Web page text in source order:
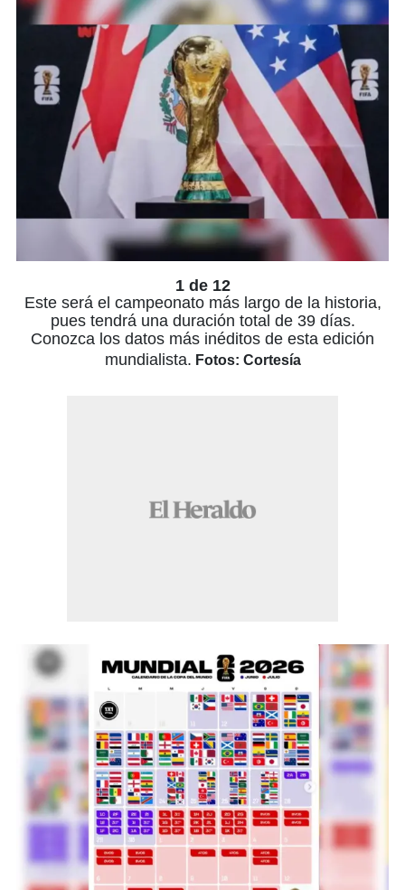
1 de 12
Este será el campeonato más largo de la historia,
pues tendrá una duración total de 39 días.
Conozca los datos más inéditos de esta edición
mundialista. Fotos: Cortesía